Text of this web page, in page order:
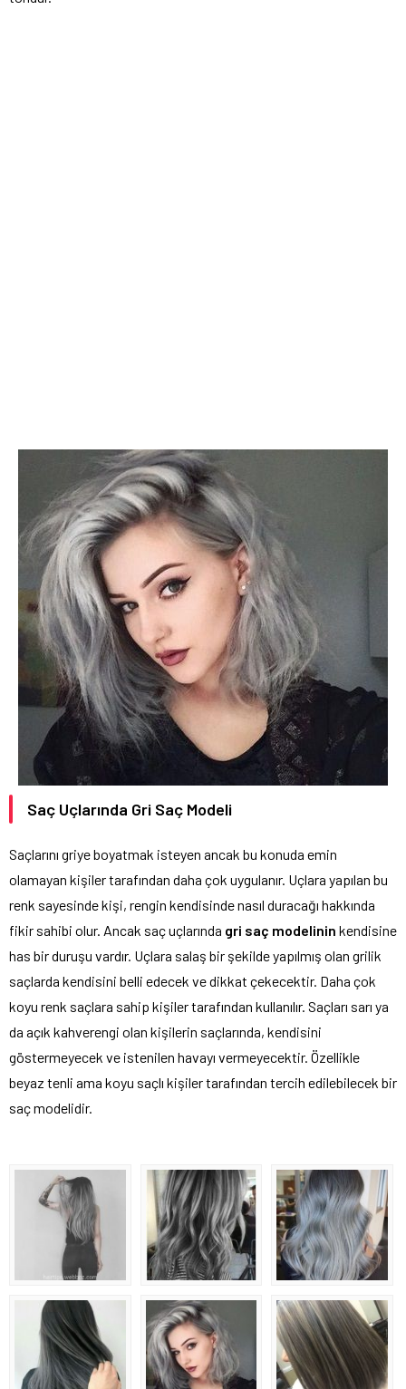
Saç Uçlarında Gri Saç Modeli
Saçlarını griye boyatmak isteyen ancak bu konuda emin
olamayan kişiler tarafından daha çok uygulanır. Uçlara yapılan bu
renk sayesinde kişi, rengin kendisinde nasıl duracağı hakkında
fikir sahibi olur. Ancak saç uçlarında gri saç modelinin kendisine
has bir duruşu vardır. Uçlara salaş bir şekilde yapılmış olan grilik
saçlarda kendisini belli edecek ve dikkat çekecektir. Daha çok
koyu renk saçlara sahip kişiler tarafından kullanılır. Saçları sarı ya
da açık kahverengi olan kişilerin saçlarında, kendisini
göstermeyecek ve istenilen havayı vermeyecektir. Özellikle
beyaz tenli ama koyu saçlı kişiler tarafından tercih edilebilecek bir
saç modelidir.